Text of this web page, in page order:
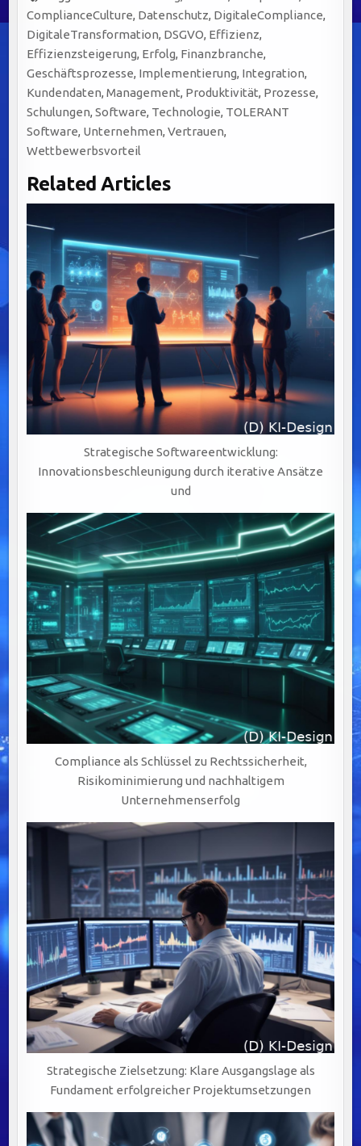
ComplianceCulture, Datenschutz, DigitaleCompliance,
DigitaleTransformation, DSGVO, Effizienz,
Effizienzsteigerung, Erfolg, Finanzbranche,
Geschäftsprozesse, Implementierung, Integration,
Kundendaten,Management, Produktivität, Prozesse,
Schulungen,Software, Technologie, TOLERANT
Software, Unternehmen,Vertrauen,
Wettbewerbsvorteil
Related Articles
Strategische Softwareentwicklung:
Innovationsbeschleunigung durch iterative Ansätze
und
Compliance als Schlüssel zu Rechtssicherheit,
Risikominimierung und nachhaltigem
Unternehmenserfolg
Strategische Zielsetzung: Klare Ausgangslage als
Fundament erfolgreicher Projektumsetzungen